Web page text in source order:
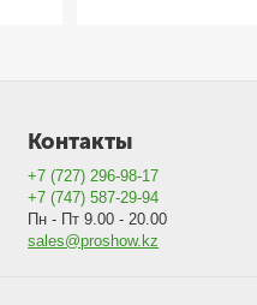
Контакты
+7 (727) 296-98-17
+7 (747) 587-29-94
Пн - Пт 9.00 - 20.00
sales@proshow.kz